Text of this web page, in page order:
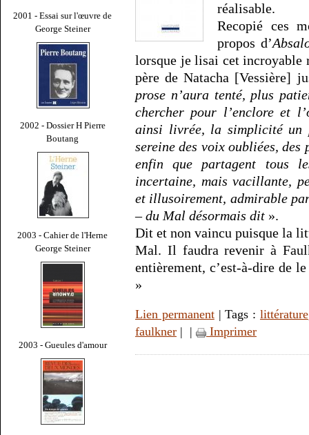
2001 - Essai sur l'œuvre de
George Steiner
2002 - Dossier H Pierre
Boutang
2003 - Cahier de l'Herne
George Steiner
2003 - Gueules d'amour
réalisable.
Recopié ces
propos d’
lorsque je lisai cet incroyable
père de Natacha [Vessière]
prose n’aura tenté, plus
chercher pour l’enclore et
ainsi livrée, la simplicité un
sereine des voix oubliées,
enfin que partagent tous
incertaine, mais vacillante,
et illusoirement, admirable
– du Mal désormais dit ».
Dit et non vaincu puisque la
Mal. Il faudra revenir à
entièrement, c’est-à-dire de
»
Lien permanent| Tags : littérature
faulkner | | Imprimer